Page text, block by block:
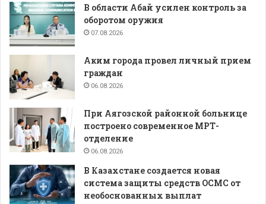
В области Абай усилен контроль за
оборотом оружия
07.08.2026
Аким города провел личный прием
граждан
06.08.2026
При Аягозской районной больнице
построено современное МРТ-
отделение
06.08.2026
В Казахстане создается новая
система защиты средств ОСМС от
необоснованных выплат